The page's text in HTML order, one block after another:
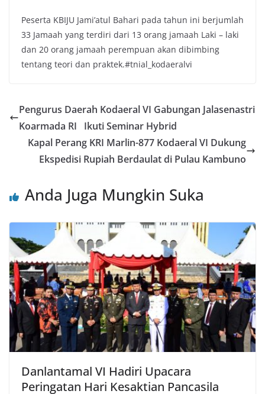
Peserta KBIJU Jami’atul Bahari pada tahun ini berjumlah
33 Jamaah yang terdiri dari 13 orang jamaah Laki – laki
dan 20 orang jamaah perempuan akan dibimbing
tentang teori dan praktek.#tnial_kodaeralvi
Pengurus Daerah Kodaeral VI Gabungan Jalasenastri
Koarmada RI Ikuti Seminar Hybrid
Kapal Perang KRI Marlin-877 Kodaeral VI Dukung
Ekspedisi Rupiah Berdaulat di Pulau Kambuno
Anda Juga Mungkin Suka
Danlantamal VI Hadiri Upacara
Peringatan Hari Kesaktian Pancasila